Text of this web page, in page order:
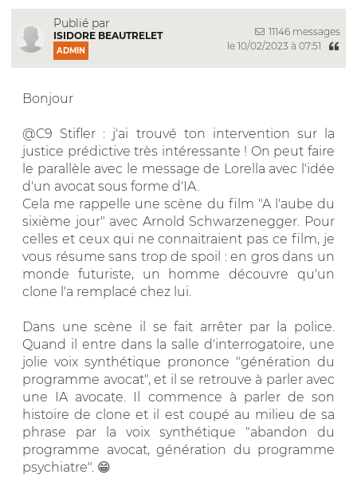
Publié par
ISIDORE BEAUTRELET
ADMIN
11146 messages
le 10/02/2023 à 07:51
Bonjour
@C9 Stifler : j'ai trouvé ton intervention sur la
justice prédictive très intéressante ! On peut faire
le parallèle avec le message de Lorella avec l'idée
d'un avocat sous forme d'IA.
Cela me rappelle une scène du film "A l'aube du
sixième jour" avec Arnold Schwarzenegger. Pour
celles et ceux qui ne connaitraient pas ce film, je
vous résume sans trop de spoil : en gros dans un
monde futuriste, un homme découvre qu'un
clone l'a remplacé chez lui.
Dans une scène il se fait arrêter par la police.
Quand il entre dans la salle d'interrogatoire, une
jolie voix synthétique prononce "génération du
programme avocat", et il se retrouve à parler avec
une IA avocate. Il commence à parler de son
histoire de clone et il est coupé au milieu de sa
phrase par la voix synthétique "abandon du
programme avocat, génération du programme
psychiatre". 😁